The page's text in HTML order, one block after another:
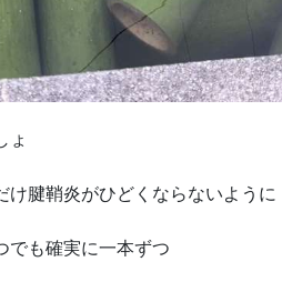
ょ
け腱鞘炎がひどくならないように
も確実に一本ずつ